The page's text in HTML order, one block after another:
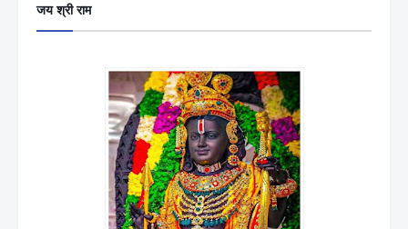
जय श्री राम